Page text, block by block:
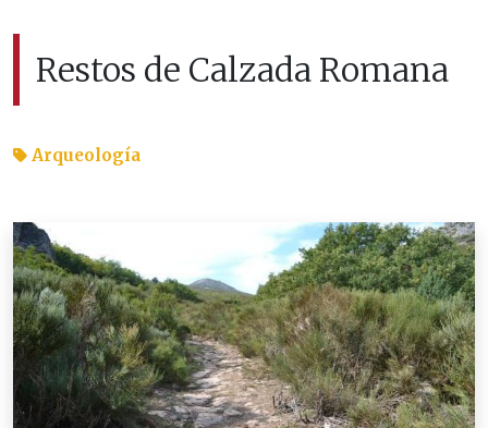
Restos de Calzada Romana
Arqueología